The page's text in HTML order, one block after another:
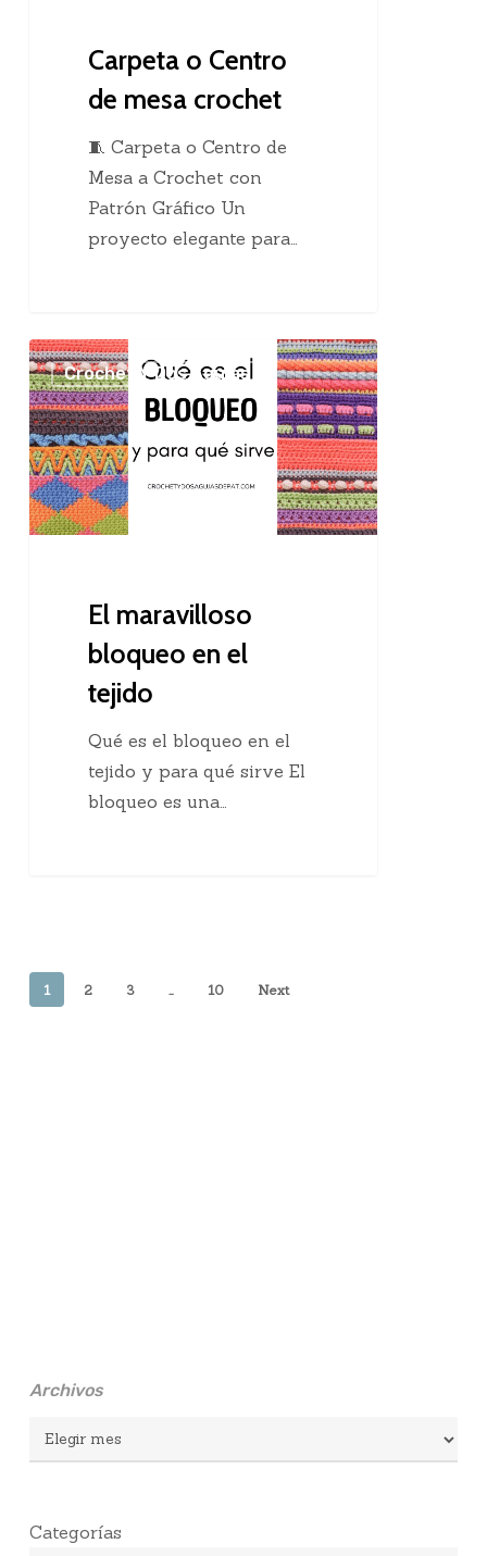
Carpeta o Centro
de mesa crochet
🧵 Carpeta o Centro de
Mesa a Crochet con
Patrón Gráfico Un
proyecto elegante para…
El
maravilloso
bloqueo
en
el
tejido
Crochet Y Dos Agujas
El maravilloso
bloqueo en el
tejido
Qué es el bloqueo en el
tejido y para qué sirve El
bloqueo es una…
1 2 3 … 10 Next
Archivos
Archivos
Categorías